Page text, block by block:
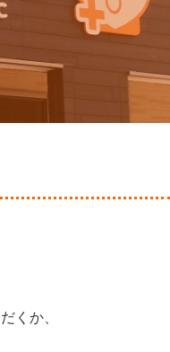
くか、